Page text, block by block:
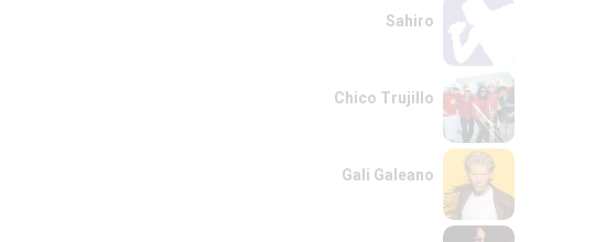
Sahiro
Chico Trujillo
Gali Galeano